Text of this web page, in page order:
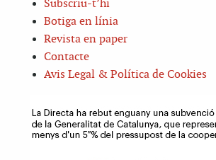
Subscriu-t’hi
Botiga en línia
Revista en paper
Contacte
Avis Legal & Política de Cookies